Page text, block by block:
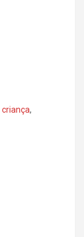
criança,